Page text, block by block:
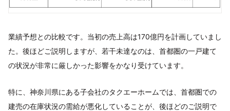
業績予想との比較です。当初の売上高は170億円を計画していまし
た。後ほどご説明しますが、若干未達なのは、首都圏の一戸建て
の状況が非常に厳しかった影響をかなり受けています。
特に、神奈川県にある子会社のタクエーホームでは、首都圏での
建売の在庫状況の需給が悪化していることが、後ほどのご説明で